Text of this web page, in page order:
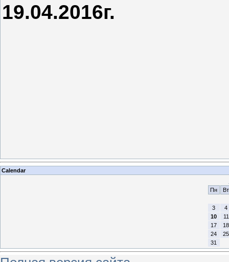
19.04.2016г.
Calendar
Пн
Вт
3
4
10
11
17
18
24
25
31